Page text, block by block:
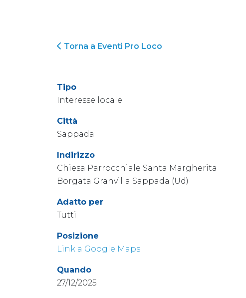
Torna a Eventi Pro Loco
Tipo
Interesse locale
Città
Sappada
Indirizzo
Chiesa Parrocchiale Santa Margherita
Borgata Granvilla Sappada (Ud)
Adatto per
Tutti
Posizione
Link a Google Maps
Quando
27/12/2025